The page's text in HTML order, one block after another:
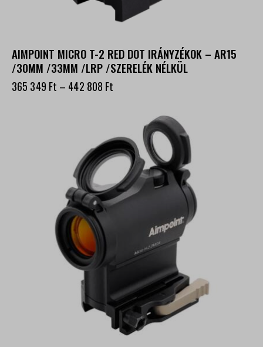
AIMPOINT MICRO T-2 RED DOT IRÁNYZÉKOK – AR15
/30MM /33MM /LRP /SZERELÉK NÉLKÜL
365 349 Ft – 442 808 Ft